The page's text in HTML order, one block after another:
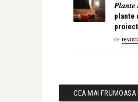
plante
de
CEA MAI FRUMOASA